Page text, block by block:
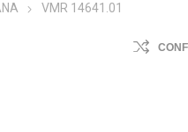
VMR 14641.01